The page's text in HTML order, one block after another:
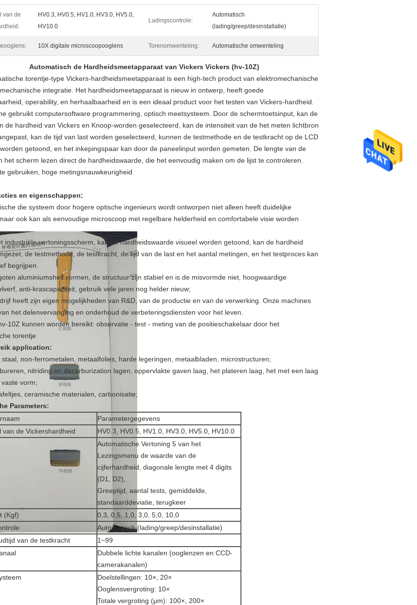
van de
HV0.3, HV0.5, HV1.0, HV3.0, HV5.0,
HV10.0
Ladingscontrole:
Automatisch
(lading/greep/desinstallatie)
10X digitale microscoopooglens Torenomwenteling: Automatische omwenteling
Automatisch de Hardheidsmeetapparaat van Vickers Vickers (hv-10Z)
torentje-type Vickers-hardheidsmeetapparaat is een high-tech product van elektromechanische
integratie. Het hardheidsmeetapparaat is nieuw in ontwerp, heeft goede
operability, en herhaalbaarheid en is een ideaal product voor het testen van Vickers-hardheid.
gebruikt computersoftware programmering, optisch meetsysteem. Door de schermtoetsinput, kan de
de hardheid van Vickers en Knoop-worden geselecteerd, kan de intensiteit van de het meten lichtbron
kan de tijd van last worden geselecteerd, kunnen de testmethode en de testkracht op de LCD
getoond, en het inkepingspaar kan door de paneelinput worden gemeten. De lengte van de
het scherm lezen direct de hardheidswaarde, die het eenvoudig maken om de lijst te controleren.
gebruiken, hoge metingsnauwkeurigheid
en eigenschappen:
die systeem door hogere optische ingenieurs wordt ontworpen niet alleen heeft duidelijke
ook kan als eenvoudige microscoop met regelbare helderheid en comfortabele visie worden
industriële vertoningsscherm, kan de hardheidswaarde visueel worden getoond, kan de hardheid
de testmethode, de testkracht, de tijd van de last en het aantal metingen, en het testproces kan
begrijpen.
aluminiumshell vormen, de structuur zijn stabiel en is de misvormde niet, hoogwaardige
anti-krascapaciteit, gebruik vele jaren nog helder nieuw;
heeft zijn eigen mogelijkheden van R&D, van de productie en van de verwerking. Onze machines
het delenvervanging en onderhoud de verbeteringsdiensten voor het leven.
10Z kunnen worden bereikt: observatie - test - meting van de positieschakelaar door het
torentje
application:
staal, non-ferrometalen, metaalfolies, harde legeringen, metaalbladen, microstructuren;
nitriding en decarburization lagen, oppervlakte gaven laag, het plateren laag, het met een laag
vorm;
ceramische materialen, carbonisatie;
Parameters:
Parametergegevens
van de Vickershardheid
HV0.3, HV0.5, HV1.0, HV3.0, HV5.0, HV10.0
Automatische Vertoning 5 van het
Lezingsmenu de waarde van de
cijferhardheid, diagonale lengte met 4 digits
(D1, D2),
Greeptijd, aantal tests, gemiddelde,
standaarddeviatie, terugkeer
(Kgf)
0,3, 0,5, 1,0, 3,0, 5,0, 10,0
Automatisch (lading/greep/desinstallatie)
van de testkracht
1~99
Dubbele lichte kanalen (ooglenzen en CCD-
camerakanalen)
Doelstellingen: 10×, 20×
Ooglensvergroting: 10×
Totale vergroting (μm): 100×, 200×